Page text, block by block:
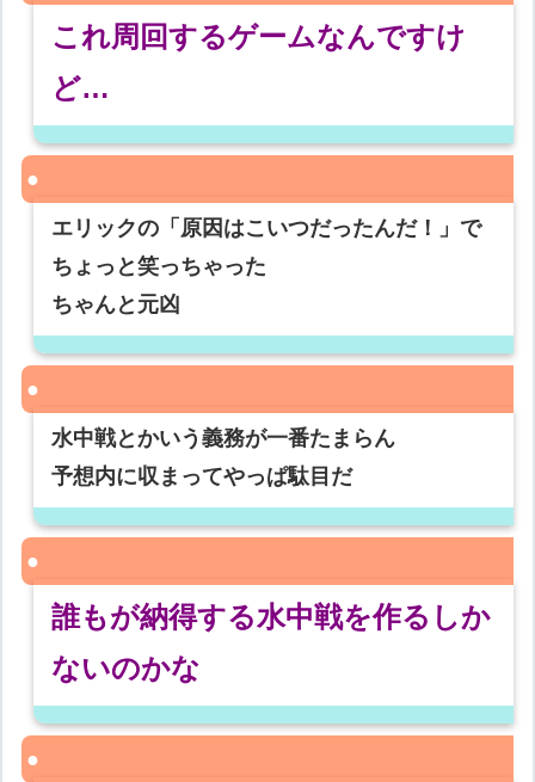
これ周回するゲームなんですけ
ど…
エリックの「原因はこいつだったんだ！」で
ちょっと笑っちゃった
ちゃんと元凶
水中戦とかいう義務が一番たまらん
予想内に収まってやっぱ駄目だ
誰もが納得する水中戦を作るしか
ないのかな